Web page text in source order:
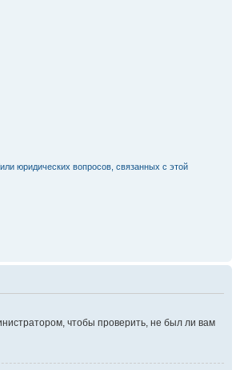
юридических вопросов, связанных с этой
чтобы проверить, не был ли вам